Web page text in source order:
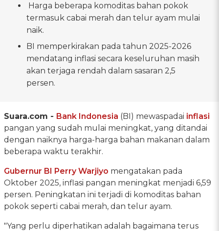
Harga beberapa komoditas bahan pokok
termasuk cabai merah dan telur ayam mulai
naik.
BI memperkirakan pada tahun 2025-2026
mendatang inflasi secara keseluruhan masih
akan terjaga rendah dalam sasaran 2,5
persen.
Suara.com - Bank Indonesia (BI) mewaspadai inflasi
pangan yang sudah mulai meningkat, yang ditandai
dengan naiknya harga-harga bahan makanan dalam
beberapa waktu terakhir.
Gubernur BI Perry Warjiyo mengatakan pada
Oktober 2025, inflasi pangan meningkat menjadi 6,59
persen. Peningkatan ini terjadi di komoditas bahan
pokok seperti cabai merah, dan telur ayam.
"Yang perlu diperhatikan adalah bagaimana terus